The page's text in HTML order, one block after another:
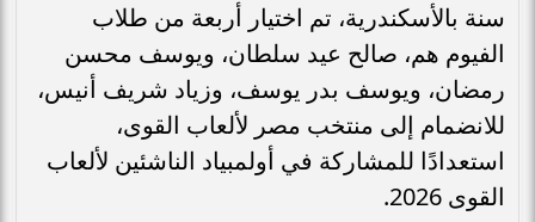
سنة بالأسكندرية، تم اختيار أربعة من طلاب
الفيوم هم، صالح عيد سلطان، ويوسف محسن
رمضان، ويوسف بدر يوسف، وزياد شريف أنيس،
للانضمام إلى منتخب مصر لألعاب القوى،
استعدادًا للمشاركة في أولمبياد الناشئين لألعاب
القوى 2026.